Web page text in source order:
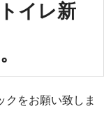
イレ新
をお願い致しま